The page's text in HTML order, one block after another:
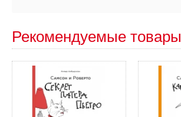
Рекомендуемые товары